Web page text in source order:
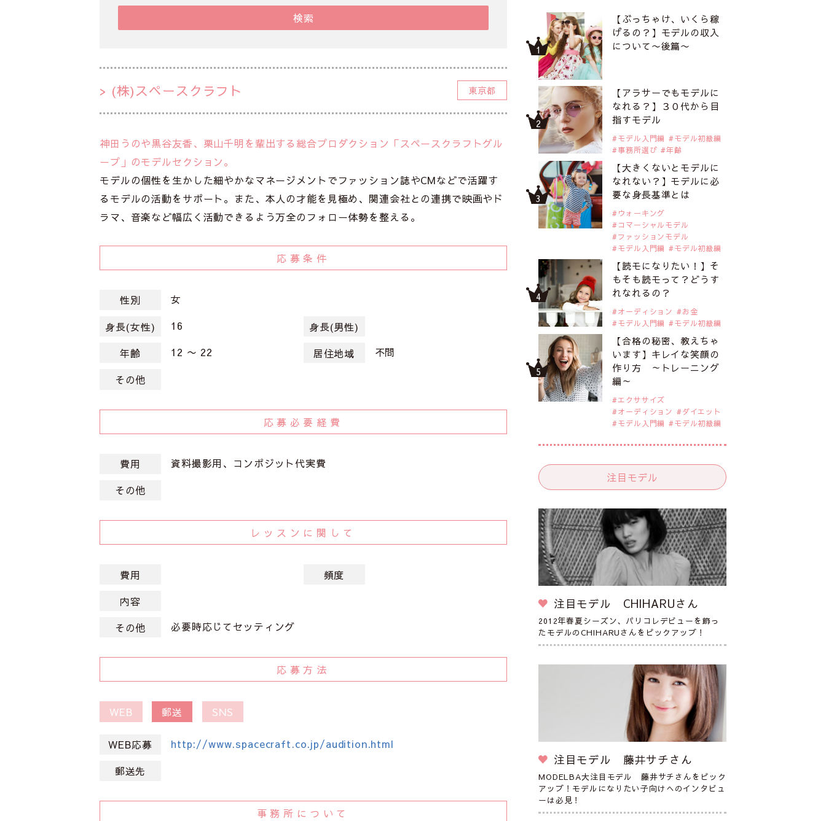
検索
(株)スペースクラフト 東京都
神田うのや黒谷友香、栗山千明を輩出する総合プロダクション「スペースクラフトグル
ープ」のモデルセクション。
モデルの個性を生かした細やかなマネージメントでファッション誌やCMなどで活躍す
るモデルの活動をサポート。また、本人の才能を見極め、関連会社との連携で映画やド
ラマ、音楽など幅広く活動できるよう万全のフォロー体勢を整える。
応募条件
性別 女
身長(女性) 16
身長(男性)
年齢
12 〜 22 居住地域 不問
その他
応募必要経費
費用 資料撮影用、コンポジット代実費
その他
レッスンに関して
費用
頻度
内容
その他
必要時応じてセッティング
応募方法
WEB 郵送 SNS
WEB応募 http://www.spacecraft.co.jp/audition.html
郵送先
事務所について
【ぶっちゃけ、いくら稼
げるの？】モデルの収入
について〜後篇〜
【アラサーでもモデルに
なれる？】３０代から目
指すモデル
モデル入門編
モデル初級編
事務所選び
年齢
【大きくないとモデルに
なれない？】モデルに必
要な身長基準とは
ウォーキング
コマーシャルモデル
ファッションモデル
モデル入門編
モデル初級編
【読モになりたい！】そ
もそも読モって？どうす
れなれるの？
オーディション
お金
モデル入門編
モデル初級編
【合格の秘密、教えちゃ
います】キレイな笑顔の
作り方 ～トレーニング
編～
エクササイズ
オーディション
ダイエット
モデル入門編
モデル初級編
注目モデル
注目モデル CHIHARUさん
2012年春夏シーズン、パリコレデビューを飾っ
たモデルのCHIHARUさんをピックアップ！
注目モデル 藤井サチさん
MODELBA大注目モデル 藤井サチさんをピック
アップ！モデルになりたい子向けへのインタビュ
ーは必見！